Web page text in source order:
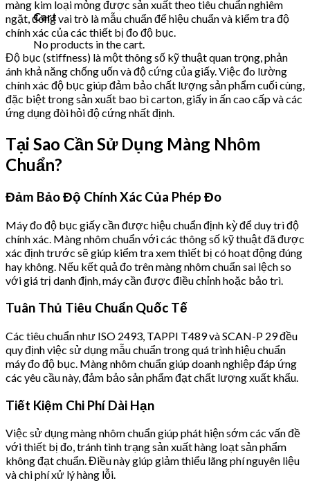
Cart
No products in the cart.
màng kim loại mỏng được sản xuất theo tiêu chuẩn nghiêm
ngặt, đóng vai trò là mẫu chuẩn để hiệu chuẩn và kiểm tra độ
chính xác của các thiết bị đo độ bục.
Độ bục (stiffness) là một thông số kỹ thuật quan trọng, phản
ánh khả năng chống uốn và độ cứng của giấy. Việc đo lường
chính xác độ bục giúp đảm bảo chất lượng sản phẩm cuối cùng,
đặc biệt trong sản xuất bao bì carton, giấy in ấn cao cấp và các
ứng dụng đòi hỏi độ cứng nhất định.
Tại Sao Cần Sử Dụng Màng Nhôm
Chuẩn?
Đảm Bảo Độ Chính Xác Của Phép Đo
Máy đo độ bục giấy cần được hiệu chuẩn định kỳ để duy trì độ
chính xác. Màng nhôm chuẩn với các thông số kỹ thuật đã được
xác định trước sẽ giúp kiểm tra xem thiết bị có hoạt động đúng
hay không. Nếu kết quả đo trên màng nhôm chuẩn sai lệch so
với giá trị danh định, máy cần được điều chỉnh hoặc bảo trì.
Tuân Thủ Tiêu Chuẩn Quốc Tế
Các tiêu chuẩn như ISO 2493, TAPPI T489 và SCAN-P 29 đều
quy định việc sử dụng mẫu chuẩn trong quá trình hiệu chuẩn
máy đo độ bục. Màng nhôm chuẩn giúp doanh nghiệp đáp ứng
các yêu cầu này, đảm bảo sản phẩm đạt chất lượng xuất khẩu.
Tiết Kiệm Chi Phí Dài Hạn
Việc sử dụng màng nhôm chuẩn giúp phát hiện sớm các vấn đề
với thiết bị đo, tránh tình trạng sản xuất hàng loạt sản phẩm
không đạt chuẩn. Điều này giúp giảm thiểu lãng phí nguyên liệu
và chi phí xử lý hàng lỗi.